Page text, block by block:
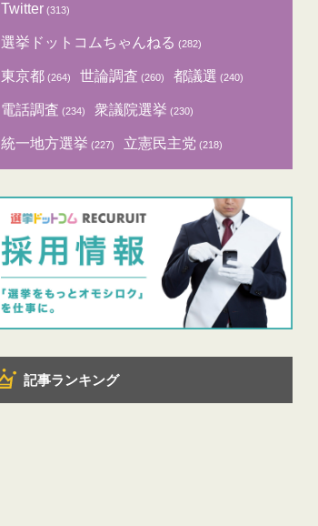
Twitter (313)
選挙ドットコムちゃんねる (282)
東京都 (264) 世論調査 (260) 都議選 (240)
電話調査 (234) 衆議院選挙 (230)
統一地方選挙 (227) 立憲民主党 (218)
記事ランキング